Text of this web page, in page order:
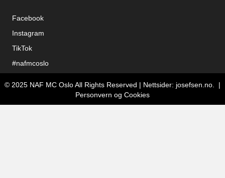
Facebook
Instagram
TikTok
#nafmcoslo
© 2025 NAF MC Oslo All Rights Reserved | Nettsider: josefsen.no. |
Personvern og Cookies